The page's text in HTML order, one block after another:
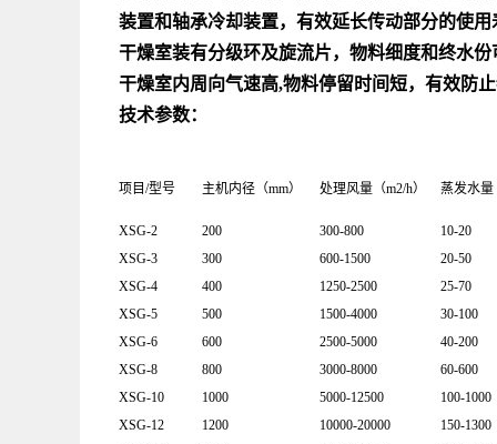
装置和轴承冷却装置，有效延长传动部分的使
干燥室装有分级环及旋流片，物料细度和终水
干燥室内周向气速高,物料停留时间短，有效防
技术参数：
项目/型号 主机内径（mm） 处理风量（m2/h） 蒸发水量
XSG-2 200 300-800
10-20
XSG-3
300 600-1500
20-50
XSG-4
400 1250-2500
25-70
XSG-5
500 1500-4000
30-100
XSG-6
600 2500-5000
40-200
XSG-8
800 3000-8000
60-600
XSG-10
1000 5000-12500
100-1000
XSG-12
1200 10000-20000
150-1300